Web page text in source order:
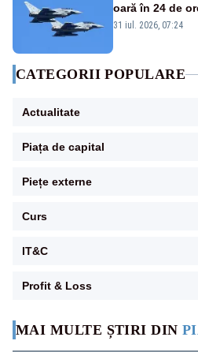
MAI MULTE ȘTIRI DIN
oară în 24 de
Eurofighter
31 iul. 2026, 07:24
CATEGORII POPULARE
Actualitate
Piața de capital
Piețe externe
Curs
IT&C
Profit & Loss